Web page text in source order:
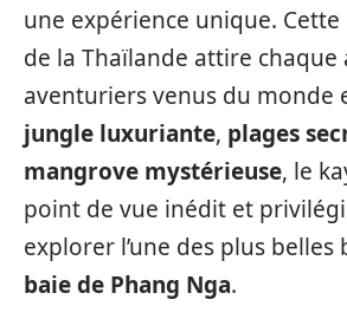
une expérience unique.
de la Thaïlande attire chaque
aventuriers venus du monde
jungle luxuriante, plages
mangrove mystérieuse, le
point de vue inédit et
explorer l’une des plus belles
baie de Phang Nga.